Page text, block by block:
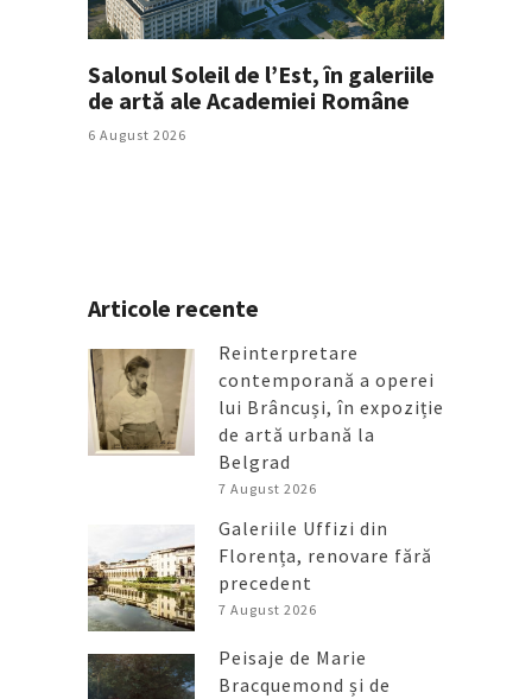
Salonul Soleil de l’Est, în galeriile
de artă ale Academiei Române
6 August 2026
Articole recente
Reinterpretare
contemporană a operei
lui Brâncuși, în expoziție
de artă urbană la
Belgrad
7 August 2026
Galeriile Uffizi din
Florența, renovare fără
precedent
7 August 2026
Peisaje de Marie
Bracquemond și de